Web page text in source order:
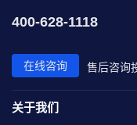
400-628-1118
在线咨询 售后咨询
关于我们